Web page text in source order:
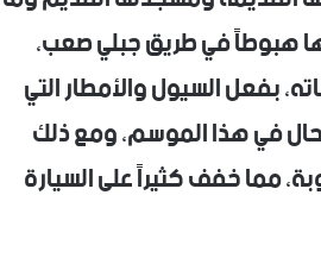
هبوطاً في طريق جبلي صعب،
بفعل السيول والأمطار التي
في هذا الموسم، ومع ذلك
مما خفف كثيراً على السيارة